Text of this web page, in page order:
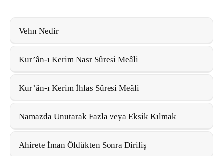
Vehn Nedir
Kur’ân-ı Kerim Nasr Sûresi Meâli
Kur’ân-ı Kerim İhlas Sûresi Meâli
Namazda Unutarak Fazla veya Eksik Kılmak
Ahirete İman Öldükten Sonra Diriliş